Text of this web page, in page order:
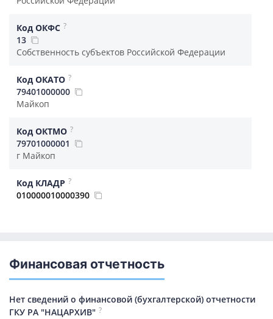
Код ОКФС ?
13
Собственность субъектов Российской Федерации
Код ОКАТО ?
79401000000
Майкоп
Код ОКТМО ?
79701000001
г Майкоп
Код КЛАДР ?
010000010000390
Финансовая отчетность
Нет сведений о финансовой (бухгалтерской) отчетности
ГКУ РА "НАЦАРХИВ" ?